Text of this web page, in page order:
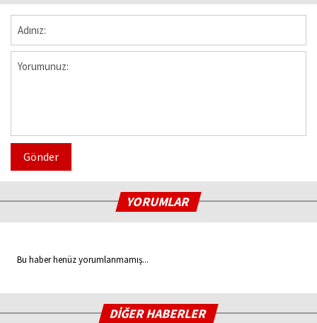
Gönder
YORUMLAR
Bu haber henüz yorumlanmamış...
DİĞER HABERLER